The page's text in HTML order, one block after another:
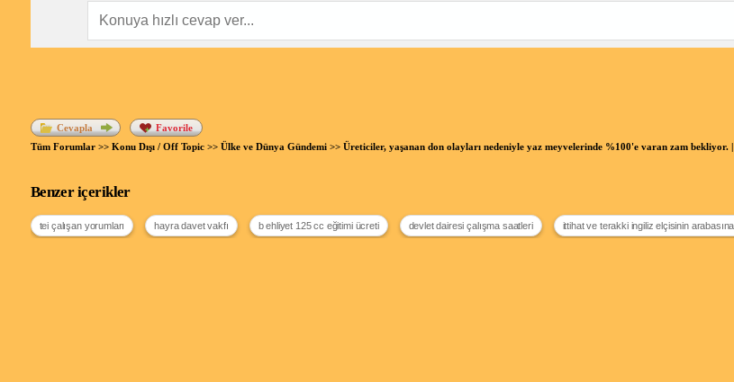
Cevapla
Favorile
Tüm Forumlar>> Konu Dışı / Off Topic>> Ülke ve Dünya Gündemi>> Üreticiler, yaşanan don olayları nedeniyle yaz meyvelerinde %100'e varan zam bekliyor.
Benzer içerikler
tei çalışan yorumları hayra davet vakfı b ehliyet 125 cc eğitimi ücreti devlet dairesi çalışma saatleri ittihat ve terakki ingiliz elçisinin